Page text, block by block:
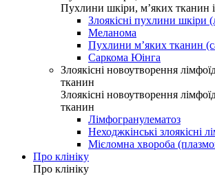
Пухлини шкіри, м’яких тканин і
Злоякісні пухлини шкіри
Меланома
Пухлини м’яких тканин
Саркома Юінга
Злоякісні новоутворення
тканин
Злоякісні новоутворення
тканин
Лімфогранулематоз
Неходжкінські злоякісні
Мієломна хвороба
Про клініку
Про клініку